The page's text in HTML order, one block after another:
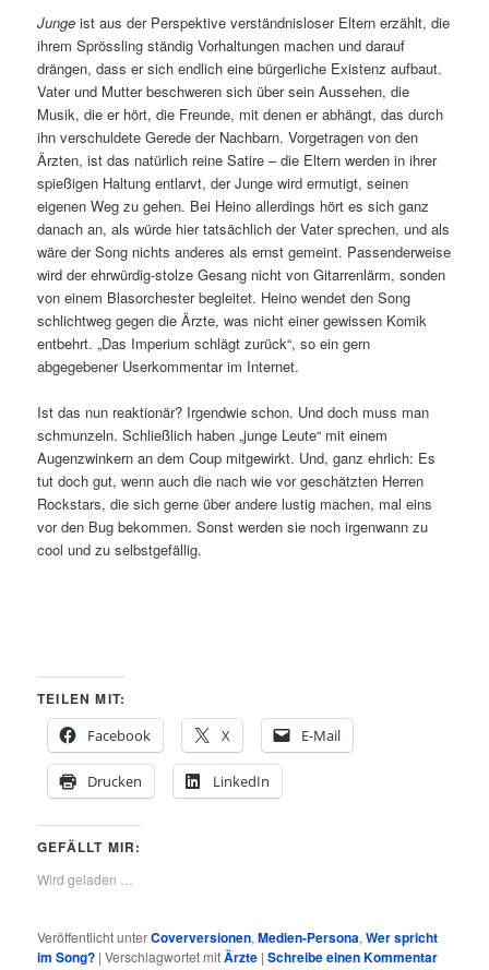
Junge ist aus der Perspektive verständnisloser Eltern erzählt, die
ihrem Sprössling ständig Vorhaltungen machen und darauf
drängen, dass er sich endlich eine bürgerliche Existenz aufbaut.
Vater und Mutter beschweren sich über sein Aussehen, die
Musik, die er hört, die Freunde, mit denen er abhängt, das durch
ihn verschuldete Gerede der Nachbarn. Vorgetragen von den
Ärzten, ist das natürlich reine Satire – die Eltern werden in ihrer
spießigen Haltung entlarvt, der Junge wird ermutigt, seinen
eigenen Weg zu gehen. Bei Heino allerdings hört es sich ganz
danach an, als würde hier tatsächlich der Vater sprechen, und als
wäre der Song nichts anderes als ernst gemeint. Passenderweise
wird der ehrwürdig-stolze Gesang nicht von Gitarrenlärm, sonden
von einem Blasorchester begleitet. Heino wendet den Song
schlichtweg gegen die Ärzte, was nicht einer gewissen Komik
entbehrt. „Das Imperium schlägt zurück“, so ein gern
abgegebener Userkommentar im Internet.
Ist das nun reaktionär? Irgendwie schon. Und doch muss man
schmunzeln. Schließlich haben „junge Leute“ mit einem
Augenzwinkern an dem Coup mitgewirkt. Und, ganz ehrlich: Es
tut doch gut, wenn auch die nach wie vor geschätzten Herren
Rockstars, die sich gerne über andere lustig machen, mal eins
vor den Bug bekommen. Sonst werden sie noch irgenwann zu
cool und zu selbstgefällig.
TEILEN MIT:
Facebook
X E-Mail
Drucken LinkedIn
GEFÄLLT MIR:
Wird geladen …
Veröffentlicht unterCoverversionen,Medien-Persona,Wer spricht
im Song? |Verschlagwortet mitÄrzte |Schreibe einen Kommentar